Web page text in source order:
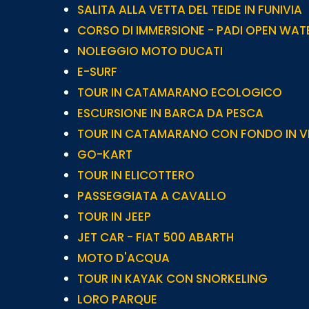
SALITA ALLA VETTA DEL TEIDE IN FUNIVIA
CORSO DI IMMERSIONE - PADI OPEN
NOLEGGIO MOTO DUCATI
E-SURF
TOUR IN CATAMARANO ECOLOGICO
ESCURSIONE IN BARCA DA PESCA
TOUR IN CATAMARANO CON FONDO IN
GO-KART
TOUR IN ELICOTTERO
PASSEGGIATA A CAVALLO
TOUR IN JEEP
JET CAR - FIAT 500 ABARTH
MOTO D'ACQUA
TOUR IN KAYAK CON SNORKELING
LORO PARQUE